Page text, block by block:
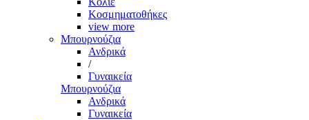
Κοσμηματοθήκες
view more
Μπουρνούζια
Ανδρικά
/
Γυναικεία
Μπουρνούζια
Ανδρικά
Γυναικεία